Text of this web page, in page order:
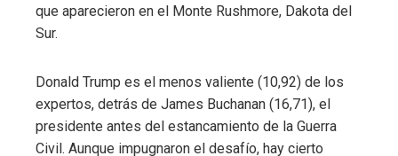
que aparecieron en el Monte Rushmore, Dakota del
Sur.
Donald Trump es el menos valiente (10,92) de los
expertos, detrás de James Buchanan (16,71), el
presidente antes del estancamiento de la Guerra
Civil. Aunque impugnaron el desafío, hay cierto